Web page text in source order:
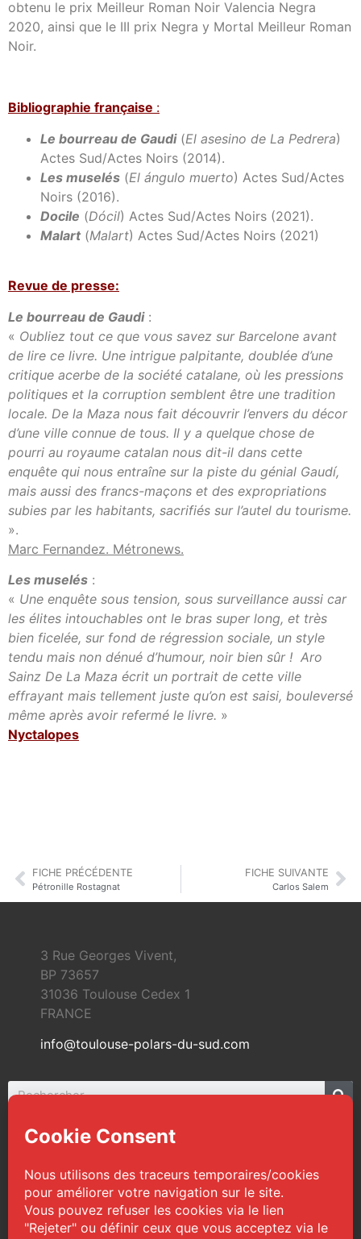
obtenu le prix Meilleur Roman Noir Valencia Negra
2020, ainsi que le III prix Negra y Mortal Meilleur Roman
Noir.
Bibliographie française :
Le bourreau de Gaudi(El asesino de La Pedrera)
Actes Sud/Actes Noirs (2014).
Les muselés (El ángulo muerto) Actes Sud/Actes
Noirs (2016).
Docile (Dócil) Actes Sud/Actes Noirs (2021).
Malart(Malart) Actes Sud/Actes Noirs (2021)
Revue de presse:
Le bourreau de Gaudi:
« Oubliez tout ce que vous savez sur Barcelone avant
de lire ce livre. Une intrigue palpitante, doublée d’une
critique acerbe de la société catalane, où les pressions
politiques et la corruption semblent être une tradition
locale. De la Maza nous fait découvrir l’envers du décor
d’une ville connue de tous. Il y a quelque chose de
pourri au royaume catalan nous dit-il dans cette
enquête qui nous entraîne sur la piste du génial Gaudí,
mais aussi des francs-maçons et des expropriations
subies par les habitants, sacrifiés sur l’autel du tourisme.
».
Marc Fernandez. Métronews.
Les muselés :
« Une enquête sous tension, sous surveillance aussi car
les élites intouchables ont le bras super long, et très
bien ficelée, sur fond de régression sociale, un style
tendu mais non dénué d’humour, noir bien sûr ! Aro
Sainz De La Maza écrit un portrait de cette ville
effrayant mais tellement juste qu’on est saisi, bouleversé
même après avoir refermé le livre. »
Nyctalopes
FICHE PRÉCÉDENTE
Pétronille Rostagnat
FICHE SUIVANTE
Carlos Salem
3 Rue Georges Vivent,
BP 73657
31036 Toulouse Cedex 1
FRANCE
info@toulouse-polars-du-sud.com
© 2026 Toulouse Polars du Sud | Tous droits
réservés
Web Design : TPS|Mentions légales